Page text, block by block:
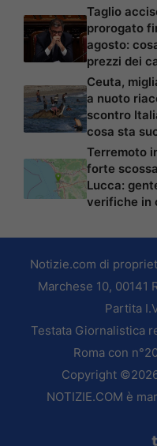
Taglio
prorogato
agosto:
prezzi dei
Ceuta,
a nuoto
scontro
cosa sta
Terremoto
forte
Lucca:
verifiche in
Notizie.com di
Marchese 10, 00141
Partita
Testata Giornalistica
Roma con
Copyright
NOTIZIE.COM è